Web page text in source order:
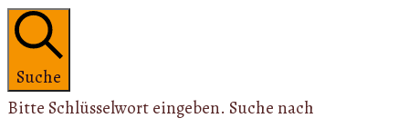
Suche
Bitte Schlüsselwort eingeben. Suche nach